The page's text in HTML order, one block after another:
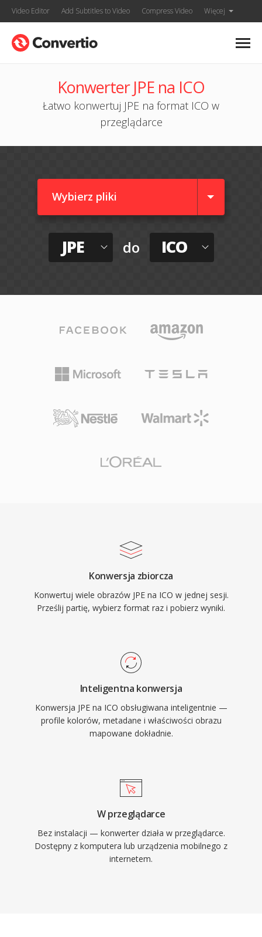
Video Editor Add Subtitles to Video Compress Video Więcej
Konwerter JPE na ICO
Łatwo konwertuj JPE na format ICO w
przeglądarce
Wybierz pliki
JPE do ICO
Konwersja zbiorcza
Konwertuj wiele obrazów JPE na ICO w jednej sesji.
Prześlij partię, wybierz format raz i pobierz wyniki.
Inteligentna konwersja
Konwersja JPE na ICO obsługiwana inteligentnie —
profile kolorów, metadane i właściwości obrazu
mapowane dokładnie.
W przeglądarce
Bez instalacji — konwerter działa w przeglądarce.
Dostępny z komputera lub urządzenia mobilnego z
internetem.